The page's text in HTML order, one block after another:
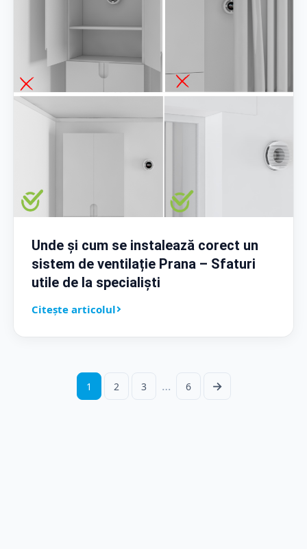
Unde și cum se instalează corect un
sistem de ventilație Prana – Sfaturi
utile de la specialiști
Citește articolul
1 2 3 … 6 →Pagina